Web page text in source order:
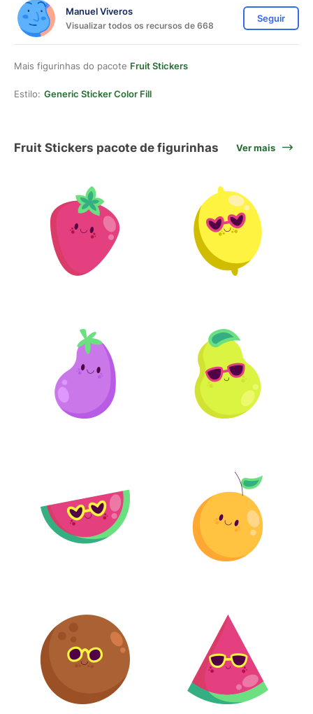
Manuel Viveros
Visualizar todos os recursos de 668
Seguir
Mais figurinhas do pacote Fruit Stickers
Estilo: Generic Sticker Color Fill
Fruit Stickers pacote de figurinhas Ver mais